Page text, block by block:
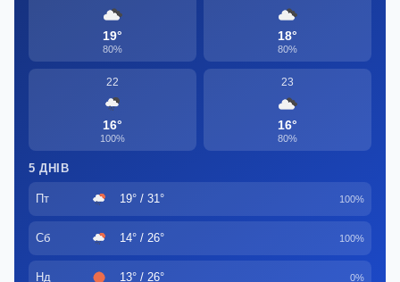
19°
80%
18°
80%
22
16°
100%
23
16°
80%
5 ДНІВ
Пт 19° / 31° 100%
Сб 14° / 26° 100%
Нд 13° / 26° 0%